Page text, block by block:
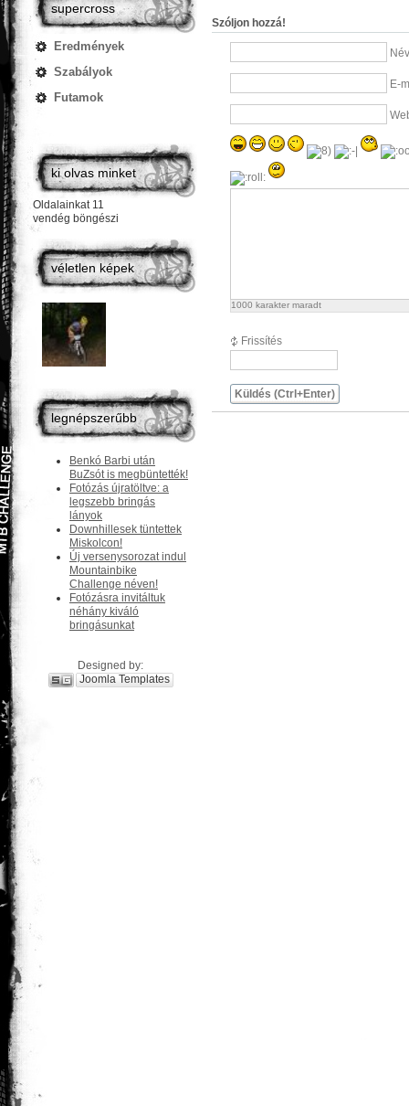
supercross
Eredmények
Szabályok
Futamok
ki olvas minket
Oldalainkat 11
vendég böngészi
véletlen képek
legnépszerűbb
Benkó Barbi után
BuZsót is megbüntették!
Fotózás újratöltve: a
legszebb bringás
lányok
Downhillesek tüntettek
Miskolcon!
Új versenysorozat indul
Mountainbike
Challenge néven!
Fotózásra invitáltuk
néhány kiváló
bringásunkat
Designed by:
Joomla Templates
Szóljon hozzá!
E-
1000 karakter maradt
Frissítés
Küldés (Ctrl+Enter)